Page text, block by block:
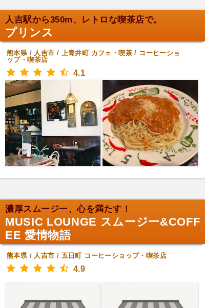
人吉駅から350m、レトロな喫茶店で。
プリンス
熊本県/ 人吉市 / 上青井町 カフェ・喫茶/ コーヒーショ
ップ・喫茶店
4.1
濃厚スムージー、心を満たす！
MUSIC LOUNGE スムージー&COFF
EE 愛情物語
熊本県/ 人吉市 / 五日町 コーヒーショップ・喫茶店
4.9